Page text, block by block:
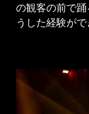
の観客の前で
うした経験が